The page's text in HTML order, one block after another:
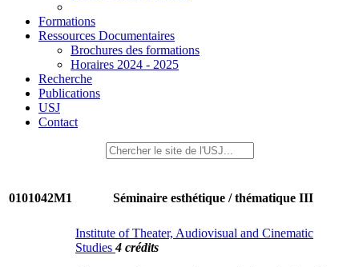
Formations
Ressources Documentaires
Brochures des formations
Horaires 2024 - 2025
Recherche
Publications
USJ
Contact
0101042M1 Séminaire esthétique / thématique III
Institute of Theater, Audiovisual and Cinematic
Studies4 crédits